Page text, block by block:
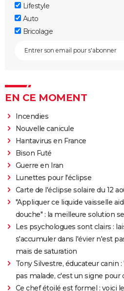
Lifestyle
Auto
Bricolage
EN CE MOMENT
Incendies
Nouvelle canicule
Hantavirus en France
Bison Futé
Guerre en Iran
Lunettes pour l'éclipse
Carte de l'éclipse solaire du 12
"Appliquer ce liquide vaisselle
douche" : la meilleure solution
Les psychologues sont clairs :
s'accumuler dans l'évier n'est
mais de saturation
Tony Silvestre, éducateur canin
pas malade, c'est un signe pour
Ce chef étoilé est formel : voici